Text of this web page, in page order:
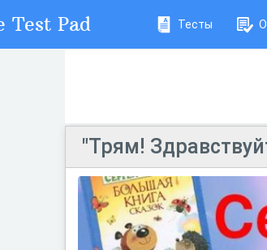
Test Pad Тесты
"Трям!